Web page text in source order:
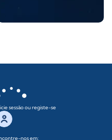
sessão ou registe-se
nos em: